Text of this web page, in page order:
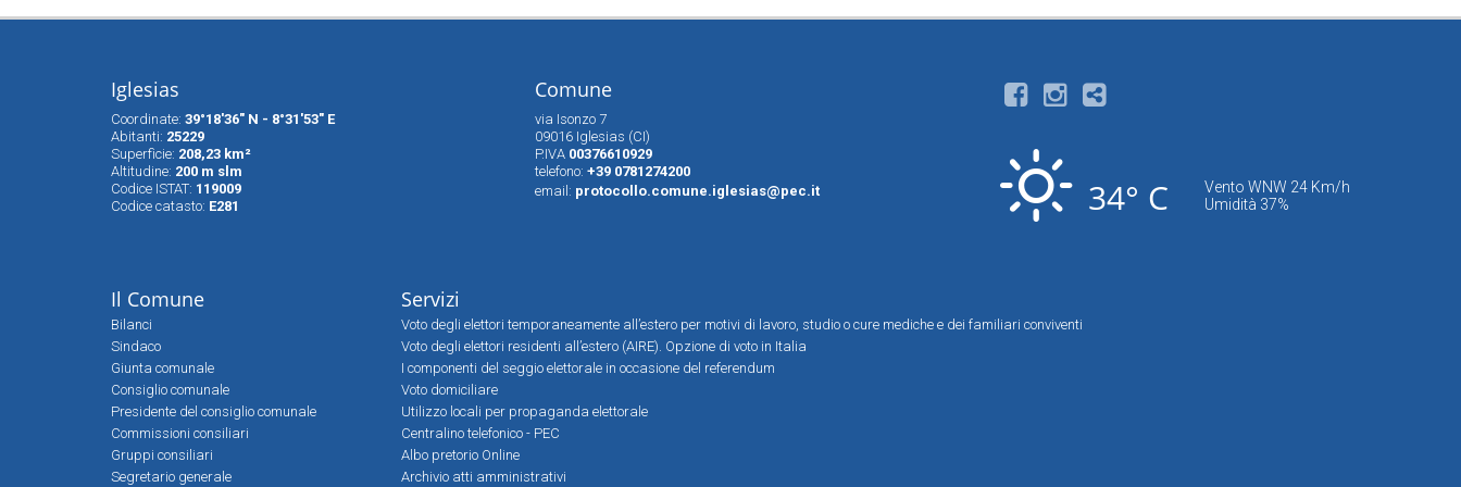
Iglesias
Coordinate: 39°18'36" N - 8°31'53" E
Abitanti: 25229
Superfìcie: 208,23 km²
Altitudine: 200 m slm
Codice ISTAT: 119009
Codice catasto: E281
Comune
via Isonzo 7
09016 Iglesias (CI)
P.IVA 00376610929
telefono: +39 0781274200
email: protocollo.comune.iglesias@pec.it 34° C
Vento WNW 24 Km/h
Umidità 37%
Il Comune
Bilanci
Sindaco
Giunta comunale
Consiglio comunale
Presidente del consiglio comunale
Commissioni consiliari
Gruppi consiliari
Segretario generale
Servizi
Voto degli elettori temporaneamente all’estero per motivi di lavoro, studio o cure mediche e dei familiari conviventi
Voto degli elettori residenti all’estero (AIRE). Opzione di voto in Italia
I componenti del seggio elettorale in occasione del referendum
Voto domiciliare
Utilizzo locali per propaganda elettorale
Centralino telefonico - PEC
Albo pretorio Online
Archivio atti amministrativi